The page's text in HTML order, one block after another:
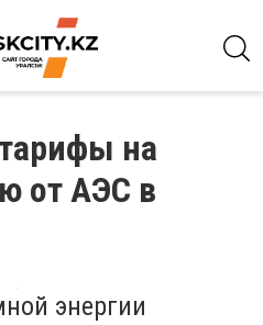
на
от АЭС в
энергии